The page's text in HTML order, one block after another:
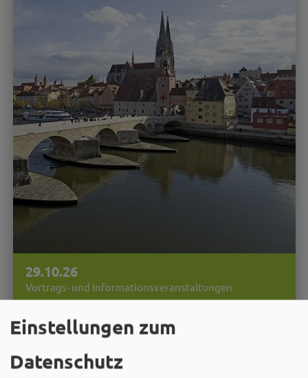
29.10.26
Vortrags- und Informationsveranstaltungen
Gast in Weißenburg
Janina Rummel, 20 Jahre Welterbe Regensburg –
Rückblick, Einblick, Ausblick
Einstellungen zum
Datenschutz